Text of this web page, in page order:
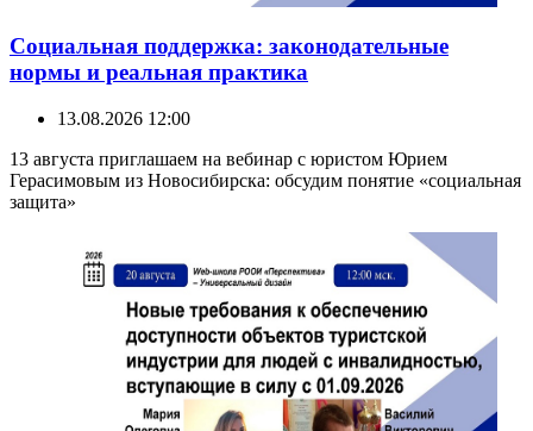
Социальная поддержка: законодательные
нормы и реальная практика
13.08.2026 12:00
13 августа приглашаем на вебинар с юристом Юрием
Герасимовым из Новосибирска: обсудим понятие «социальная
защита»